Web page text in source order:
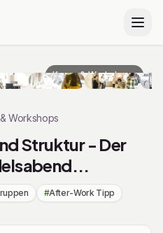
Kurse & Workshops
Workshops
Struktur - Der
#After-Work Tipp